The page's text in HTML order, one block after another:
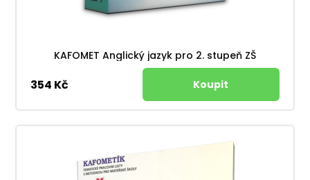
KAFOMET Anglický jazyk pro 2. stupeň ZŠ
354 Kč